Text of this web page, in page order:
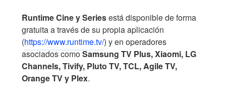
Runtime Cine y Seriesestá disponible de forma
gratuita a través de su propia aplicación
(https://www.runtime.tv/) y en operadores
asociados comoSamsung TV Plus, Xiaomi, LG
Channels, Tivify, Pluto TV, TCL, Agile TV,
Orange TV y Plex.